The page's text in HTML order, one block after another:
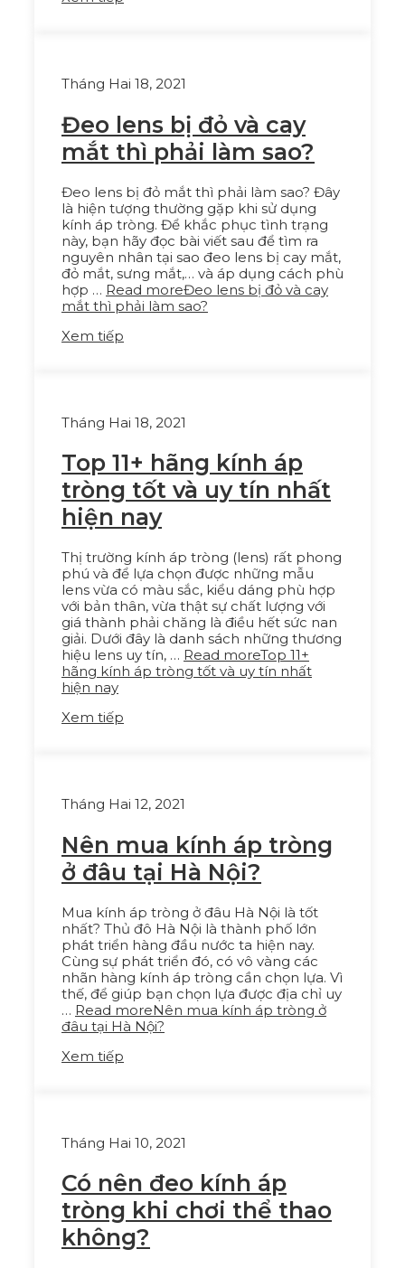
Tháng Hai 18, 2021
Đeo lens bị đỏ và cay
mắt thì phải làm sao?
Đeo lens bị đỏ mắt thì phải làm sao? Đây
là hiện tượng thường gặp khi sử dụng
kính áp tròng. Để khắc phục tình trạng
này, bạn hãy đọc bài viết sau để tìm ra
nguyên nhân tại sao đeo lens bị cay mắt,
đỏ mắt, sưng mắt,… và áp dụng cách phù
hợp … Read moreĐeo lens bị đỏ và cay
mắt thì phải làm sao?
Xem tiếp
Tháng Hai 18, 2021
Top 11+ hãng kính áp
tròng tốt và uy tín nhất
hiện nay
Thị trường kính áp tròng (lens) rất phong
phú và để lựa chọn được những mẫu
lens vừa có màu sắc, kiểu dáng phù hợp
với bản thân, vừa thật sự chất lượng với
giá thành phải chăng là điều hết sức nan
giải. Dưới đây là danh sách những thương
hiệu lens uy tín, … Read moreTop 11+
hãng kính áp tròng tốt và uy tín nhất
hiện nay
Xem tiếp
Tháng Hai 12, 2021
Nên mua kính áp tròng
ở đâu tại Hà Nội?
Mua kính áp tròng ở đâu Hà Nội là tốt
nhất? Thủ đô Hà Nội là thành phố lớn
phát triển hàng đầu nước ta hiện nay.
Cùng sự phát triển đó, có vô vàng các
nhãn hàng kính áp tròng cần chọn lựa. Vì
thế, để giúp bạn chọn lựa được địa chỉ uy
… Read moreNên mua kính áp tròng ở
đâu tại Hà Nội?
Xem tiếp
Tháng Hai 10, 2021
Có nên đeo kính áp
tròng khi chơi thể thao
không?